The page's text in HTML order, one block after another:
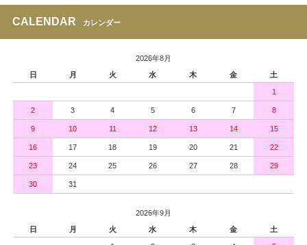
CALENDAR カレンダー
2026年8月
日
月 火 水 木 金 土
1
2 3 4 5 6 7 8
9 10 11 12 13 14 15
16 17 18 19 20 21 22
23 24 25 26 27 28 29
30 31
2026年9月
日
月 火 水 木 金 土